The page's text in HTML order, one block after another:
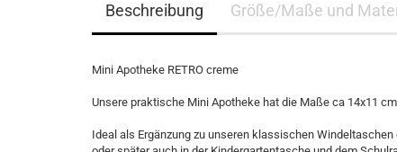
Beschreibung Größe/Maße und
Mini Apotheke RETRO creme
Unsere praktische Mini Apotheke hat die Maße ca 14x11
Ideal als Ergänzung zu unseren klassischen